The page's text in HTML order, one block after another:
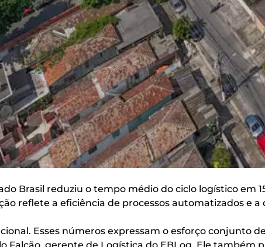
Brasil reduziu o tempo médio do ciclo logístico em
reflete a eficiência de processos automatizados e a
Esses números expressam o esforço conjunto